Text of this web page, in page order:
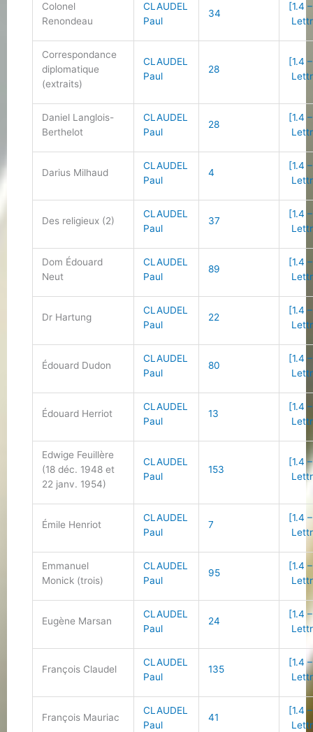
Colonel
Renondeau
CLAUDEL
Paul
34
[1.4 –
Correspondance
diplomatique
(extraits)
CLAUDEL
Paul
28
[1.4 –
Daniel Langlois-
Berthelot
CLAUDEL
Paul
28
[1.4 –
Darius Milhaud
CLAUDEL
Paul
4
[1.4 –
Des religieux (2)
CLAUDEL
Paul
37
[1.4 –
Dom Édouard
Neut
CLAUDEL
Paul
89
[1.4 –
Dr Hartung
CLAUDEL
Paul
22
[1.4 –
Édouard Dudon
CLAUDEL
Paul
80
[1.4 –
Édouard Herriot
CLAUDEL
Paul
13
[1.4 –
Edwige Feuillère
(18 déc. 1948 et
22 janv. 1954)
CLAUDEL
Paul
153
[1.4 –
Émile Henriot
CLAUDEL
Paul
7
[1.4 –
Emmanuel
Monick (trois)
CLAUDEL
Paul
95
[1.4 –
Eugène Marsan
CLAUDEL
Paul
24
[1.4 –
François Claudel
CLAUDEL
Paul
135
[1.4 –
François Mauriac
CLAUDEL
Paul
41
[1.4 –